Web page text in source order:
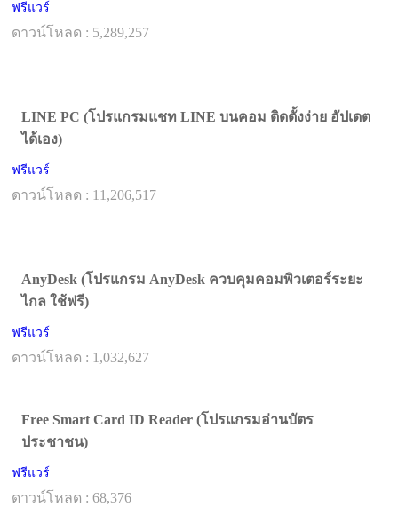
ฟรีแวร์
ดาวน์โหลด : 5,289,257
LINE PC (โปรแกรมแชท LINE บนคอม ติดตั้งง่าย อัปเดต
ได้เอง)
ฟรีแวร์
ดาวน์โหลด : 11,206,517
AnyDesk (โปรแกรม AnyDesk ควบคุมคอมพิวเตอร์ระยะ
ไกล ใช้ฟรี)
ฟรีแวร์
ดาวน์โหลด : 1,032,627
Free Smart Card ID Reader (โปรแกรมอ่านบัตร
ประชาชน)
ฟรีแวร์
ดาวน์โหลด : 68,376